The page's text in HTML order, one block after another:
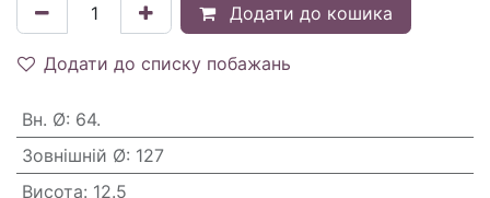
Додати до кошика
Додати до списку побажань
Вн. Ø: 64.
Зовнішній Ø: 127
Висота: 12.5